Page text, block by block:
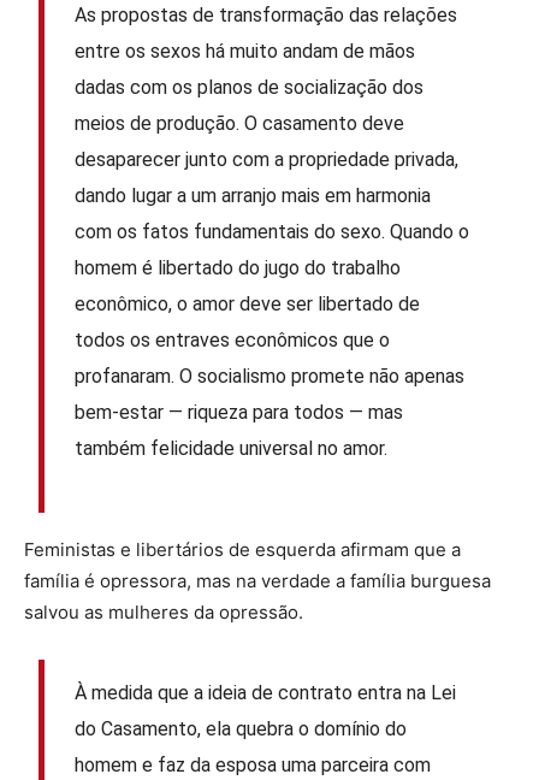
As propostas de transformação das relações
entre os sexos há muito andam de mãos
dadas com os planos de socialização dos
meios de produção. O casamento deve
desaparecer junto com a propriedade privada,
dando lugar a um arranjo mais em harmonia
com os fatos fundamentais do sexo. Quando o
homem é libertado do jugo do trabalho
econômico, o amor deve ser libertado de
todos os entraves econômicos que o
profanaram. O socialismo promete não apenas
bem-estar — riqueza para todos — mas
também felicidade universal no amor.
Feministas e libertários de esquerda afirmam que a
família é opressora, mas na verdade a família burguesa
salvou as mulheres da opressão.
À medida que a ideia de contrato entra na Lei
do Casamento, ela quebra o domínio do
homem e faz da esposa uma parceira com